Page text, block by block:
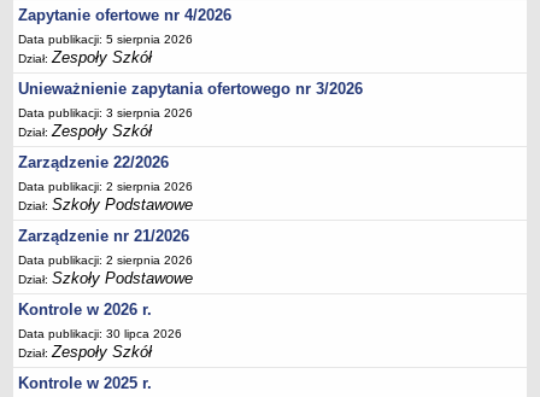
Rejestry, ewidencje, archiwa
Sprawozdania
Deklaracja dostępności
PORADNIE PSYCHOLOGICZNO-PEDAGOGICZNE
Zespół Poradni
BIURO FINANSÓW OŚWIATY
Dane podstawowe
Statut
Majątek
Godziny dyżurów
Ogłoszenia
Zarządzenia
Rejestry, ewidencje, archiwa
Zapytanie ofertowe nr 4/2026
Data publikacji: 5 sierpnia 2026
Dział:Zespoły Szkół
Unieważnienie zapytania ofertowego nr 3/2026
Data publikacji: 3 sierpnia 2026
Dział:Zespoły Szkół
Zarządzenie 22/2026
Data publikacji: 2 sierpnia 2026
Dział:Szkoły Podstawowe
Zarządzenie nr 21/2026
Data publikacji: 2 sierpnia 2026
Dział:Szkoły Podstawowe
Kontrole w 2026 r.
Data publikacji: 30 lipca 2026
Dział:Zespoły Szkół
Kontrole w 2025 r.